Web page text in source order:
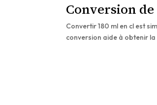
Conversion
Convertir 180 ml en cl est
conversion aide à obtenir la